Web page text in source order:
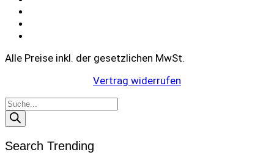
Alle Preise inkl. der gesetzlichen MwSt.
Vertrag widerrufen
Products
search
Search Trending